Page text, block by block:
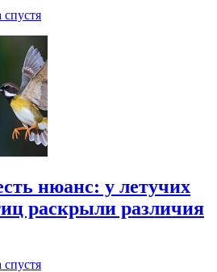
спустя
нюанс: у летучих
раскрыли различия
спустя